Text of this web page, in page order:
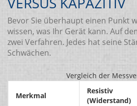
Bevor Sie überhaupt einen Punkt
wissen, was Ihr Gerät kann. Auf
zwei Verfahren. Jedes hat seine
Schwächen.
Vergleich der
Merkmal
Resistiv
(Widerstand)